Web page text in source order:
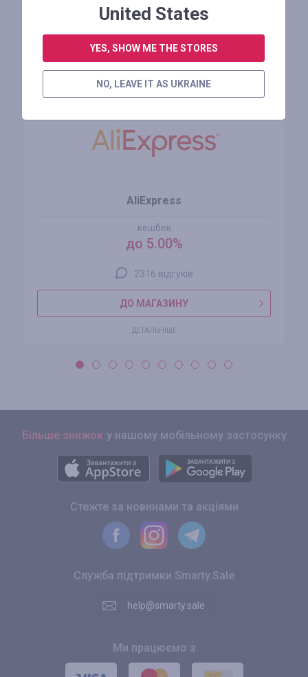
АВТОРИЗУЙТЕСЬ, ЩОБ ЗАЛИШИТИ ВІДГУК
Схожі магазини
AliExpress
кешбек
до 5.00%
2316 відгуків
ДО МАГАЗИНУ
ДЕТАЛЬНІШЕ
Більше знижок у нашому мобільному застосунку
Стежте за новинами та акціями
Служба підтримки Smarty.Sale
help@smarty.sale
Ми працюємо з
United States
YES, SHOW ME THE STORES
NO, LEAVE IT AS UKRAINE